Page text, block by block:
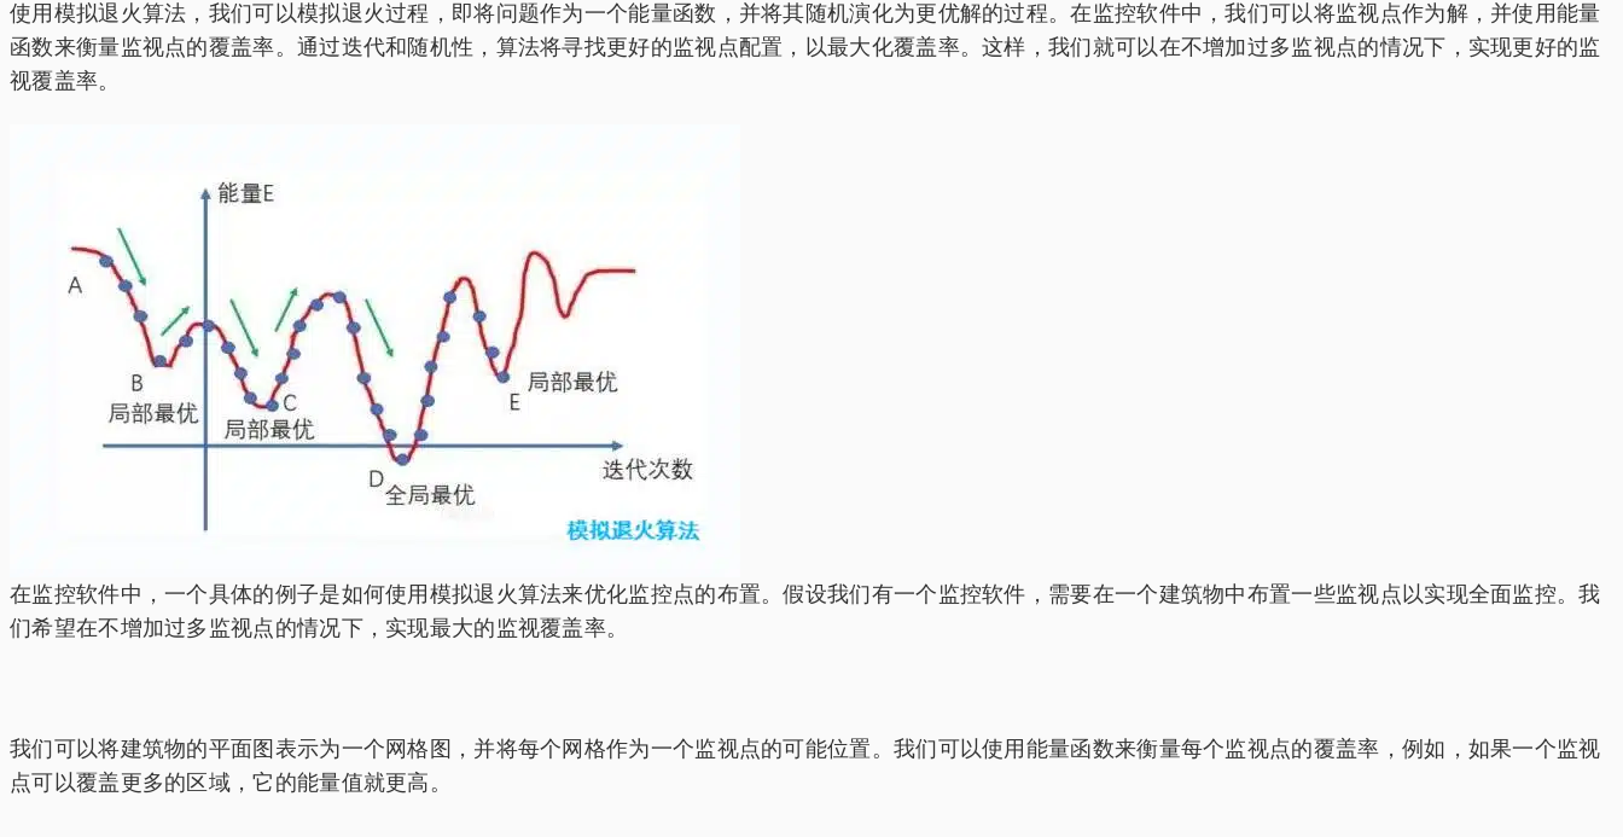
使用模拟退火算法，我们可以模拟退火过程，即将问题作为一个能量函数，并将其随机演化为更优解的过程。在监控软件中，我们可以将监视点作为解，并使用能量
函数来衡量监视点的覆盖率。通过迭代和随机性，算法将寻找更好的监视点配置，以最大化覆盖率。这样，我们就可以在不增加过多监视点的情况下，实现更好的监
视覆盖率。
在监控软件中，一个具体的例子是如何使用模拟退火算法来优化监控点的布置。假设我们有一个监控软件，需要在一个建筑物中布置一些监视点以实现全面监控。我
们希望在不增加过多监视点的情况下，实现最大的监视覆盖率。
我们可以将建筑物的平面图表示为一个网格图，并将每个网格作为一个监视点的可能位置。我们可以使用能量函数来衡量每个监视点的覆盖率，例如，如果一个监视
点可以覆盖更多的区域，它的能量值就更高。